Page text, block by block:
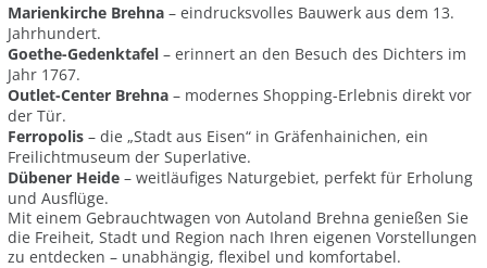
Marienkirche Brehna – eindrucksvolles Bauwerk aus dem 13.
Jahrhundert.
Goethe-Gedenktafel – erinnert an den Besuch des Dichters im
Jahr 1767.
Outlet-Center Brehna – modernes Shopping-Erlebnis direkt vor
der Tür.
Ferropolis – die „Stadt aus Eisen“ in Gräfenhainichen, ein
Freilichtmuseum der Superlative.
Dübener Heide – weitläufiges Naturgebiet, perfekt für Erholung
und Ausflüge.
Mit einem Gebrauchtwagen von Autoland Brehna genießen Sie
die Freiheit, Stadt und Region nach Ihren eigenen Vorstellungen
zu entdecken – unabhängig, flexibel und komfortabel.